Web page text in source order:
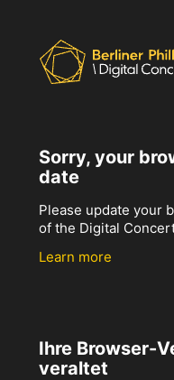
Sorry, your
date
Please update your
of the Digital
Learn more
Ihre Browser-
veraltet